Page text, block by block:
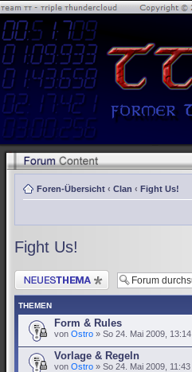
Foren-Übersicht ‹ Clan ‹ Fight Us!
Fight Us!
Neues Thema erstellen
THEMEN
Form & Rules
von Ostro » So 24. Mai 2009, 13:14
Vorlage & Regeln
von Ostro » So 24. Mai 2009, 11:43